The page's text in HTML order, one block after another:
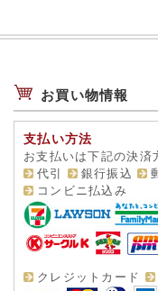
大型電動ろくろ RK-55
102,414円
お買い物情報
支払い方法
お支払いは下記の決済
代引
銀行振込
コンビニ払込み
クレジットカード